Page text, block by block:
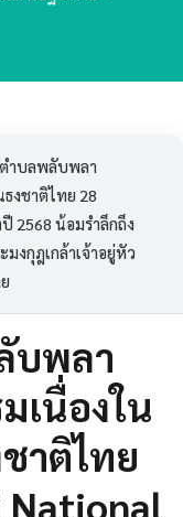
ำบลพลับพลา
งชาติไทย 28
2568 น้อมรำลึกถึง
งกุฎเกล้าเจ้าอยู่หัว
บพลา
เนื่องใน
าติไทย
National